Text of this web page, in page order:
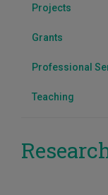
Projects
Grants
Professional
Teaching